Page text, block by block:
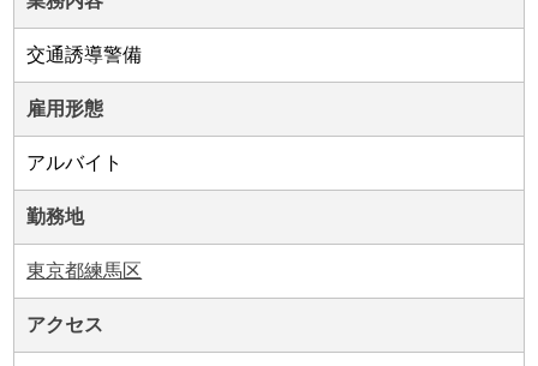
交通誘導警備
雇用形態
アルバイト
勤務地
東京都練馬区
アクセス